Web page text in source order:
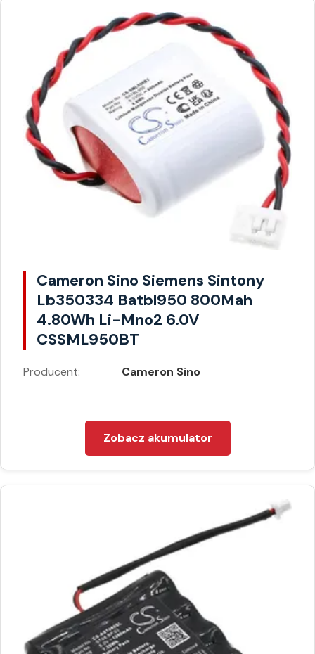
Cameron Sino Siemens Sintony
Lb350334 Batbl950 800Mah
4.80Wh Li-Mno2 6.0V
CSSML950BT
Producent: Cameron Sino
Zobacz akumulator